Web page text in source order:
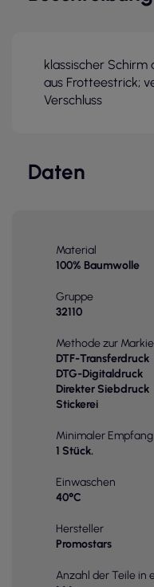
klassischer
aus Frotteestrick;
Verschluss
Daten
Material
100% Baumwolle
Gruppe
32110
Methode zur
DTF-Transferdruck
DTG-Digitaldruck
Direkter Siebdruck
Stickerei
Minimaler Empfang
1 Stück.
Einwaschen
40°C
Hersteller
Promostars
Anzahl der Teile in